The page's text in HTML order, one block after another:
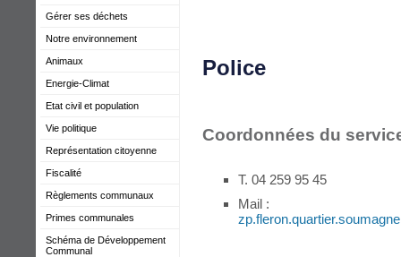
Gérer ses déchets
Notre environnement
Animaux
Energie-Climat
Etat civil et population
Vie politique
Représentation citoyenne
Fiscalité
Règlements communaux
Primes communales
Schéma de Développement
Communal
Police
Coordonnées du
T. 04 259 95 45
Mail :